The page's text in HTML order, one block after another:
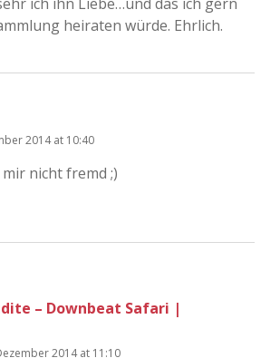
heiraten würde. Ehrlich.
2014 at 10:40
nicht fremd ;)
– Downbeat Safari |
2014 at 11:10